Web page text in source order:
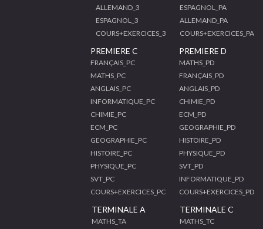
ALLEMAND_3
ESPAGNOL_3
COURS+EXERCICES_3
ESPAGNOL_PA
ALLEMAND_PA
COURS+EXERCICES_PA
PREMIERE C
FRANÇAIS_PC
MATHS_PC
ANGLAIS_PC
INFORMATIQUE_PC
CHIMIE_PC
ECM_PC
GEOGRAPHIE_PC
HISTOIRE_PC
PHYSIQUE_PC
SVT_PC
COURS+EXERCICES_PC
PREMIERE D
MATHS_PD
FRANÇAIS_PD
ANGLAIS_PD
CHIMIE_PD
ECM_PD
GEOGRAPHIE_PD
HISTOIRE_PD
PHYSIQUE_PD
SVT_PD
INFORMATIQUE_PD
COURS+EXERCICES_PD
TERMINALE A
MATHS_TA
TERMINALE C
MATHS_TC